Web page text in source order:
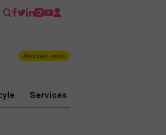
Abonnez-vous
Services